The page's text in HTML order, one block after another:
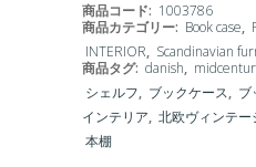
商品コード: 1003786
商品カテゴリー: Book case,
INTERIOR, Scandinavian
商品タグ: danish,
シェルフ, ブックケース, ブ
インテリア, 北欧ヴィンテー
本棚